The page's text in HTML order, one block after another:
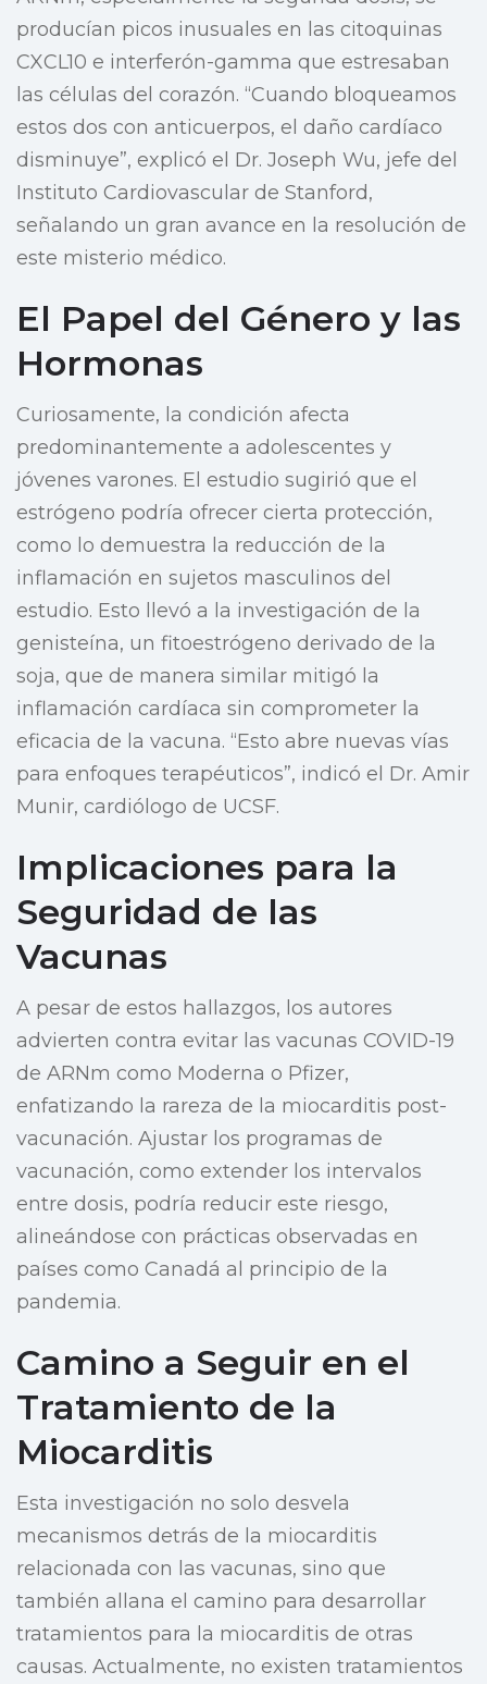
producían picos inusuales en las citoquinas
CXCL10 e interferón-gamma que estresaban
las células del corazón. “Cuando bloqueamos
estos dos con anticuerpos, el daño cardíaco
disminuye”, explicó el Dr. Joseph Wu, jefe del
Instituto Cardiovascular de Stanford,
señalando un gran avance en la resolución de
este misterio médico.
El Papel del Género y las
Hormonas
Curiosamente, la condición afecta
predominantemente a adolescentes y
jóvenes varones. El estudio sugirió que el
estrógeno podría ofrecer cierta protección,
como lo demuestra la reducción de la
inflamación en sujetos masculinos del
estudio. Esto llevó a la investigación de la
genisteína, un fitoestrógeno derivado de la
soja, que de manera similar mitigó la
inflamación cardíaca sin comprometer la
eficacia de la vacuna. “Esto abre nuevas vías
para enfoques terapéuticos”, indicó el Dr. Amir
Munir, cardiólogo de UCSF.
Implicaciones para la
Seguridad de las
Vacunas
A pesar de estos hallazgos, los autores
advierten contra evitar las vacunas COVID-19
de ARNm como Moderna o Pfizer,
enfatizando la rareza de la miocarditis post-
vacunación. Ajustar los programas de
vacunación, como extender los intervalos
entre dosis, podría reducir este riesgo,
alineándose con prácticas observadas en
países como Canadá al principio de la
pandemia.
Camino a Seguir en el
Tratamiento de la
Miocarditis
Esta investigación no solo desvela
mecanismos detrás de la miocarditis
relacionada con las vacunas, sino que
también allana el camino para desarrollar
tratamientos para la miocarditis de otras
causas. Actualmente, no existen tratamientos